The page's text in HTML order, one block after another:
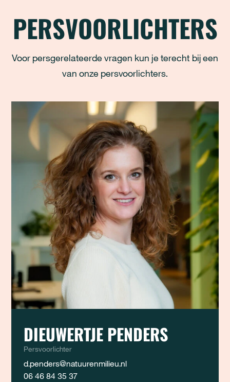
PERSVOORLICHTERS
Voor persgerelateerde vragen kun je terecht bij een
van onze persvoorlichters.
DIEUWERTJE PENDERS
Persvoorlichter
d.penders@natuurenmilieu.nl
06 46 84 35 37